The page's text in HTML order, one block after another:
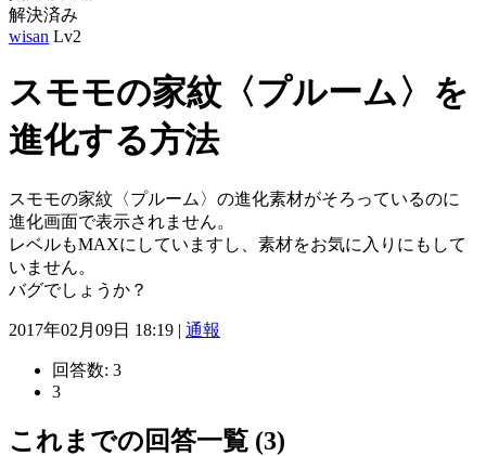
解決済み
wisan Lv2
スモモの家紋〈プルーム〉を
進化する方法
スモモの家紋〈プルーム〉の進化素材がそろっているのに
進化画面で表示されません。
レベルもMAXにしていますし、素材をお気に入りにもして
いません。
バグでしょうか？
2017年02月09日 18:19 | 通報
回答数: 3
3
これまでの回答一覧 (3)